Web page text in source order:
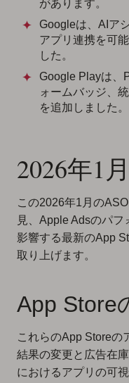
があります。
Googleは、AIア
アプリ連携を可
した。
Google Playは、
ォームバッジ、
を追加しました。
2026年1月
この2026年1月の
見、Apple Adsのパ
影響する最新のApp
取り上げます。
App Store
これらのApp Storeの
結果の変更と広告在
におけるアプリの可